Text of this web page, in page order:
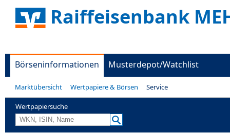
Raiffeisenbank
Börseninformationen Musterdepot/Watchlist
Marktübersicht Wertpapiere & Börsen Service
Wertpapiersuche